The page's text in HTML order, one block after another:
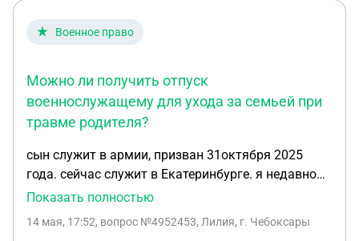
Военное право
Можно ли получить отпуск
военнослужащему для ухода за семьей при
травме родителя?
сын служит в армии, призван 31октября 2025
года. сейчас служит в Екатеринбурге. я недавно
получила травму ноги, гипс, передвигаюсь с
несовершеннолетний сын 12 лет и
Показать полностью
14 мая, 17:52, вопрос №4952453, Лилия, г. Чебоксары